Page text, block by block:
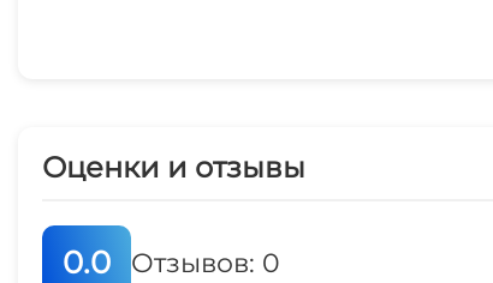
Оценки и отзывы
0.0 Отзывов: 0